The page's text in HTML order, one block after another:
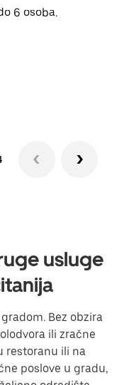
6 osoba.
usluge
Bez obzira
ili zračne
restoranu ili na
poslove u gradu,